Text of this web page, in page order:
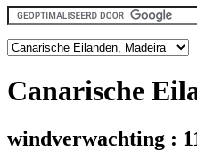
Canarische
windverwachting :